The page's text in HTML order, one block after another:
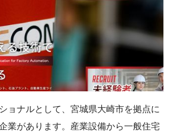
ョナルとして、宮城県大崎市を拠点に
業があります。産業設備から一般住宅